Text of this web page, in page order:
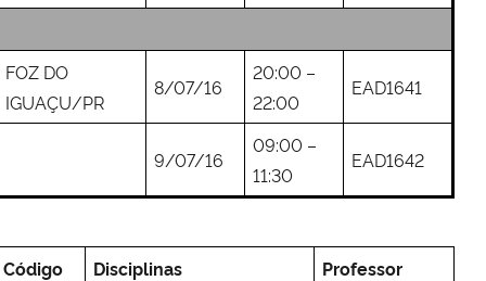
FOZ DO
IGUAÇU/PR
8/07/16
20:00 –
22:00
EAD1641
9/07/16
09:00 –
11:30
EAD1642
Código Disciplinas Professor